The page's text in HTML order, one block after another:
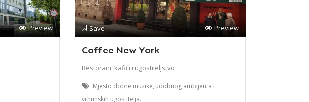
Preview Save Preview
Coffee New York
Restorani, kafići i ugostiteljstvo
Mjesto dobre muzike, udobnog ambijenta i
vrhunskih ugostitelja.